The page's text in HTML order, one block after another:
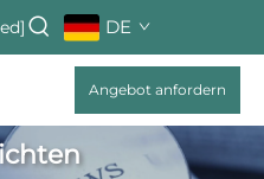
DE
Angebot anfordern